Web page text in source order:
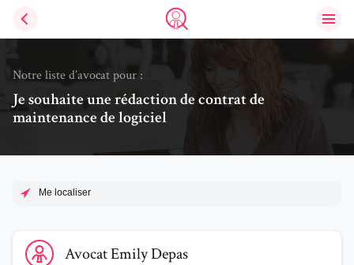
Trouve un avocat
Notre liste d’avocat pour :
Je souhaite une rédaction de contrat de
maintenance de logiciel
Me localiser
Voir le profil de AvocatEmily Depas
AvocatEmilyDepas